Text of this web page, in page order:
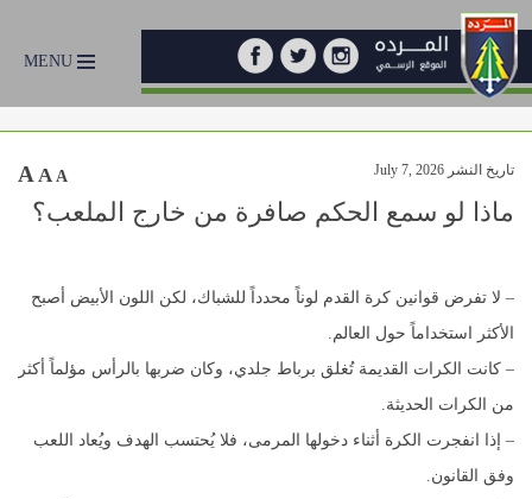
MENU
تاريخ النشر July 7, 2026 A A A
ماذا لو سمع الحكم صافرة من خارج الملعب؟
– لا تفرض قوانين كرة القدم لوناً محدداً للشباك، لكن اللون الأبيض أصبح
الأكثر استخداماً حول العالم.
– كانت الكرات القديمة تُغلق برباط جلدي، وكان ضربها بالرأس مؤلماً أكثر
من الكرات الحديثة.
– إذا انفجرت الكرة أثناء دخولها المرمى، فلا يُحتسب الهدف ويُعاد اللعب
وفق القانون.